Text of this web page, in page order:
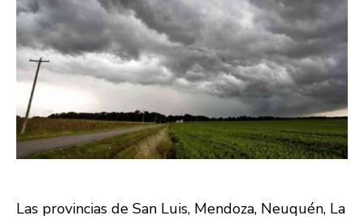
Las provincias de San Luis, Mendoza, Neuquén, La